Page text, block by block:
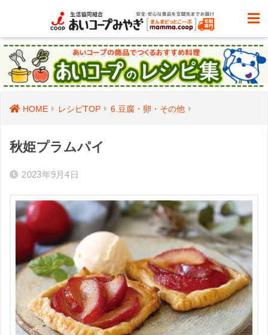
HOME レシピTOP 6.豆腐・卵・その他
秋姫プラムパイ
2023年9月4日